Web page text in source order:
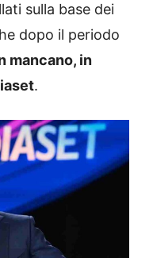
sulla base dei
dopo il periodo
mancano, in
.